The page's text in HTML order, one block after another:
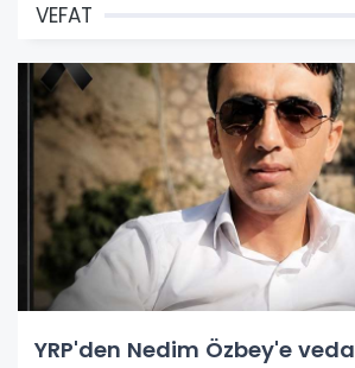
VEFAT
YRP'den Nedim Özbey'e veda